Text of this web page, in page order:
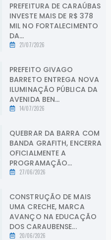
PREFEITURA DE CARAÚBAS
INVESTE MAIS DE R$ 378
MIL NO FORTALECIMENTO
DA...
21/07/2026
PREFEITO GIVAGO
BARRETO ENTREGA NOVA
ILUMINAÇÃO PÚBLICA DA
AVENIDA BEN...
14/07/2026
QUEBRAR DA BARRA COM
BANDA GRAFITH, ENCERRA
OFICIALMENTE A
PROGRAMAÇÃO...
27/06/2026
CONSTRUÇÃO DE MAIS
UMA CRECHE, MARCA
AVANÇO NA EDUCAÇÃO
DOS CARAUBENSE...
20/06/2026